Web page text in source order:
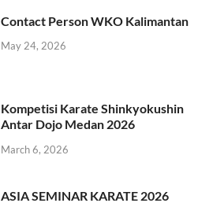
Contact Person WKO Kalimantan
May 24, 2026
Kompetisi Karate Shinkyokushin
Antar Dojo Medan 2026
March 6, 2026
ASIA SEMINAR KARATE 2026